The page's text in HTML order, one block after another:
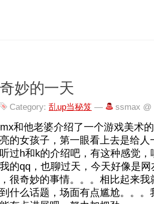
奇妙的一天
Category: 乱up当秘笈 — ssmax @
和他老婆介绍了一个游戏美术
的女孩子，第一眼看上去是给
过h和k的介绍吧，有这种感觉
的qq，也聊过天，今天好像是
很奇妙的事情。。。相比起来
什么话题，场面有点尴尬。。